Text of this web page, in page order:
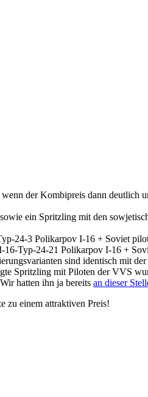
der Kombipreis dann deutlich
ein Spritzling mit den
sind identisch mit der
Spritzling mit Piloten der VVS
Wir hatten ihn ja bereits an dieser
zu einem attraktiven Preis!